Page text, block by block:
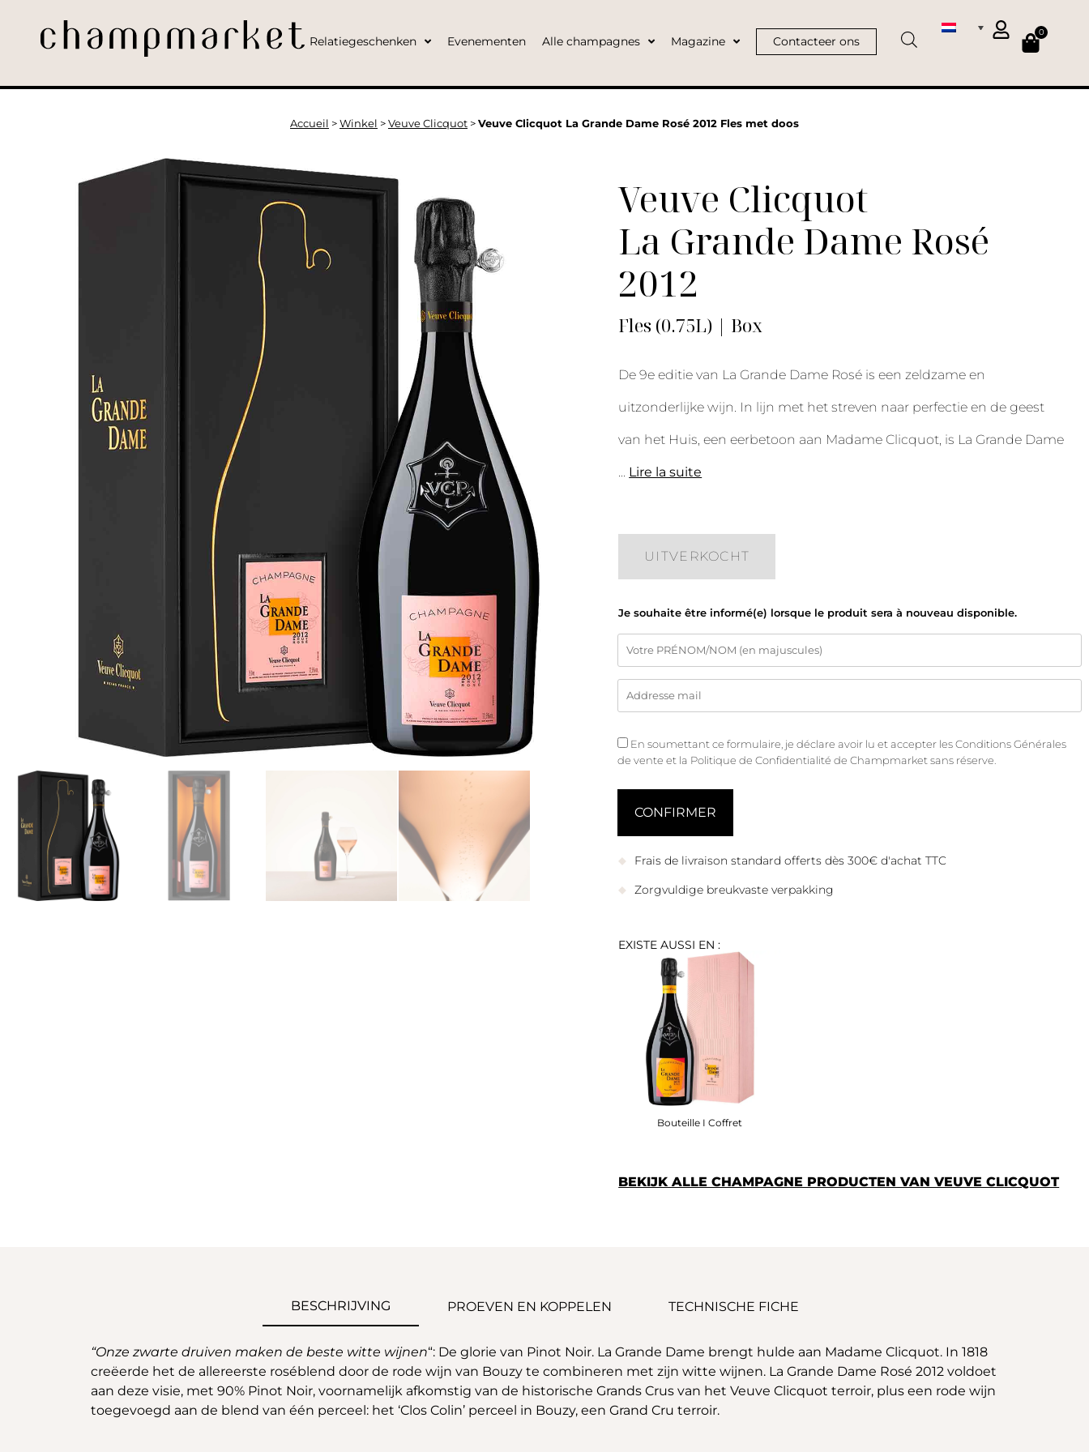
Relatiegeschenken Evenementen Alle champagnes Magazine Contacteer ons
0
Accueil > Winkel > Veuve Clicquot > Veuve Clicquot La Grande Dame Rosé 2012 Fles met doos
Veuve Clicquot
La Grande Dame Rosé
2012
Fles (0.75L) | Box
De 9e editie van La Grande Dame Rosé is een zeldzame en
uitzonderlijke wijn. In lijn met het streven naar perfectie en de geest
van het Huis, een eerbetoon aan Madame Clicquot, is La Grande Dame
Lire la suite
UITVERKOCHT
Je souhaite être informé(e) lorsque le produit sera à nouveau disponible.
En soumettant ce formulaire, je déclare avoir lu et accepter lesConditions Générales
de venteet la Politique de Confidentialitéde Champmarket sans réserve.
Frais de livraison standard offerts dès 300€ d'achat TTC
Zorgvuldige breukvaste verpakking
EXISTE AUSSI EN :
Bouteille I Coffret
BEKIJK ALLE CHAMPAGNE PRODUCTEN VAN VEUVE CLICQUOT
BESCHRIJVING PROEVEN EN KOPPELEN TECHNISCHE FICHE
“Onze zwarte druiven maken de beste witte wijnen“: De glorie van Pinot Noir. La Grande Dame brengt hulde aan Madame Clicquot. In 1818
creëerde het de allereerste roséblend door de rode wijn van Bouzy te combineren met zijn witte wijnen. La Grande Dame Rosé 2012 voldoet
aan deze visie, met 90% Pinot Noir, voornamelijk afkomstig van de historische Grands Crus van het Veuve Clicquot terroir, plus een rode wijn
toegevoegd aan de blend van één perceel: het ‘Clos Colin’ perceel in Bouzy, een Grand Cru terroir.